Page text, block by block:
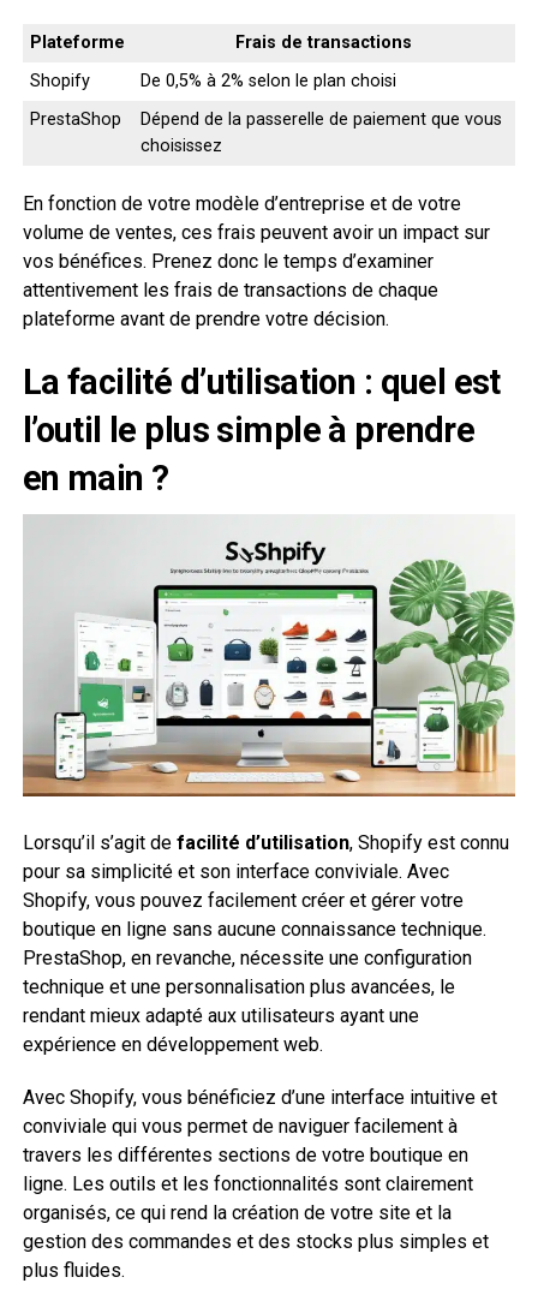
Plateforme
Frais de transactions
Shopify
De 0,5% à 2% selon le plan choisi
PrestaShop
Dépend de la passerelle de paiement que vous
choisissez
En fonction de votre modèle d’entreprise et de votre
volume de ventes, ces frais peuvent avoir un impact sur
vos bénéfices. Prenez donc le temps d’examiner
attentivement les frais de transactions de chaque
plateforme avant de prendre votre décision.
La facilité d’utilisation : quel est
l’outil le plus simple à prendre
en main ?
Lorsqu’il s’agit de facilité d’utilisation, Shopify est connu
pour sa simplicité et son interface conviviale. Avec
Shopify, vous pouvez facilement créer et gérer votre
boutique en ligne sans aucune connaissance technique.
PrestaShop, en revanche, nécessite une configuration
technique et une personnalisation plus avancées, le
rendant mieux adapté aux utilisateurs ayant une
expérience en développement web.
Avec Shopify, vous bénéficiez d’une interface intuitive et
conviviale qui vous permet de naviguer facilement à
travers les différentes sections de votre boutique en
ligne. Les outils et les fonctionnalités sont clairement
organisés, ce qui rend la création de votre site et la
gestion des commandes et des stocks plus simples et
plus fluides.